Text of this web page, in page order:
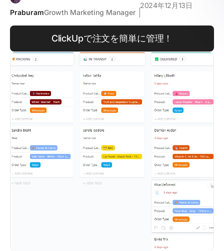
PraburamGrowth Marketing Manager
2024年12月13日
ClickUpで注文を簡単に管理！